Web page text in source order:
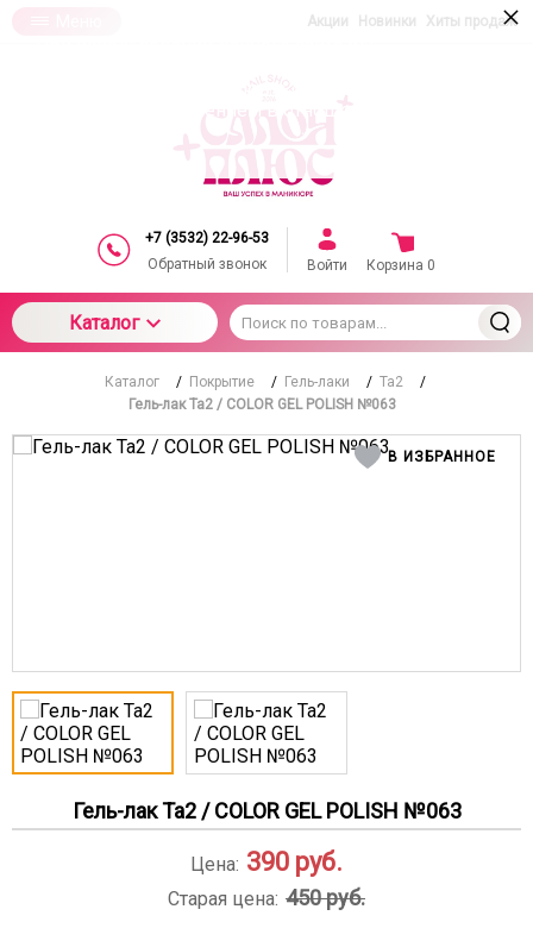
Акции Новинки Хиты продаж
+7 (3532) 22-96-53
Обратный звонок
Войти Корзина 0
Каталог
Каталог / Покрытие / Гель-лаки / Ta2
/
Гель-лак Ta2 / COLOR GEL POLISH №063
В ИЗБРАННОЕ
Гель-лак Ta2 / COLOR GEL POLISH №063
Цена: 390 руб.
Старая цена: 450 руб.
компанией cookie-файлов в соответствии с
настоящим соглашением в отношении данного
×